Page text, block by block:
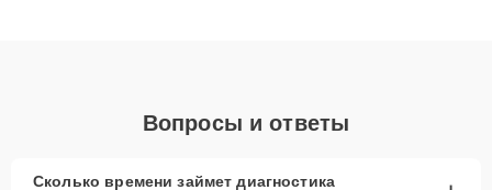
Вопросы и ответы
Сколько времени займет диагностика